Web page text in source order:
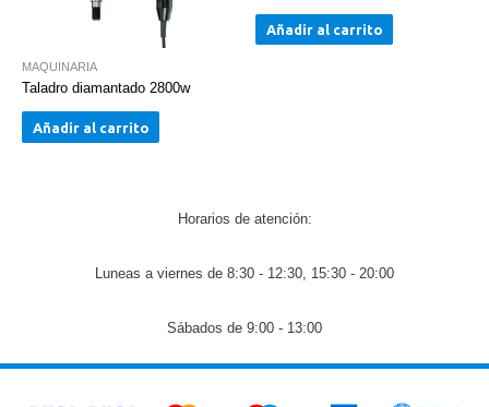
MAQUINARIA
Taladro diamantado 2800w
Añadir al carrito
Añadir al carrito
Horarios de atención:
Luneas a viernes de 8:30 - 12:30, 15:30 - 20:00
Sábados de 9:00 - 13:00